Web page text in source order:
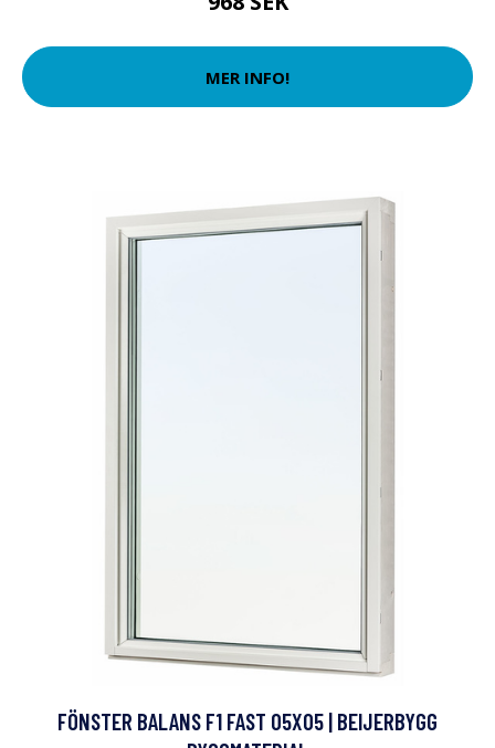
MER INFO!
FÖNSTER BALANS F1 FAST 05X05 | BEIJERBYGG